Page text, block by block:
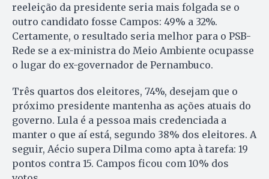
reeleição da presidente seria mais folgada se o
outro candidato fosse Campos: 49% a 32%.
Certamente, o resultado seria melhor para o PSB-
Rede se a ex-ministra do Meio Am­biente ocupasse
o lugar do ex-governador de Pernambuco.
Três quartos dos eleitores, 74%, desejam que o
próximo presidente mantenha as ações atuais do
governo. Lula é a pessoa mais credenciada a
manter o que aí está, se­gundo 38% dos eleitores. A
se­guir, Aécio supera Dilma como apta à tarefa: 19
pontos contra 15. Cam­pos ficou com 10% dos